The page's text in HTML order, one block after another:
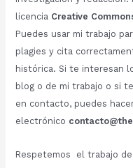
licencia Creative
Puedes usar mi trabajo
plagies y cita
histórica. Si te interesan
blog o de mi trabajo o si
en contacto, puedes
electrónico
Respetemos el trabajo